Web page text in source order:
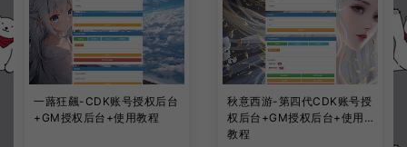
一蕗狂飆-CDK账号授权后台
+GM授权后台+使用教程
秋意西游-第四代CDK账号授
权后台+GM授权后台+使用
教程